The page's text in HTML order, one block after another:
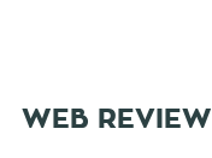
WEB REVIEW